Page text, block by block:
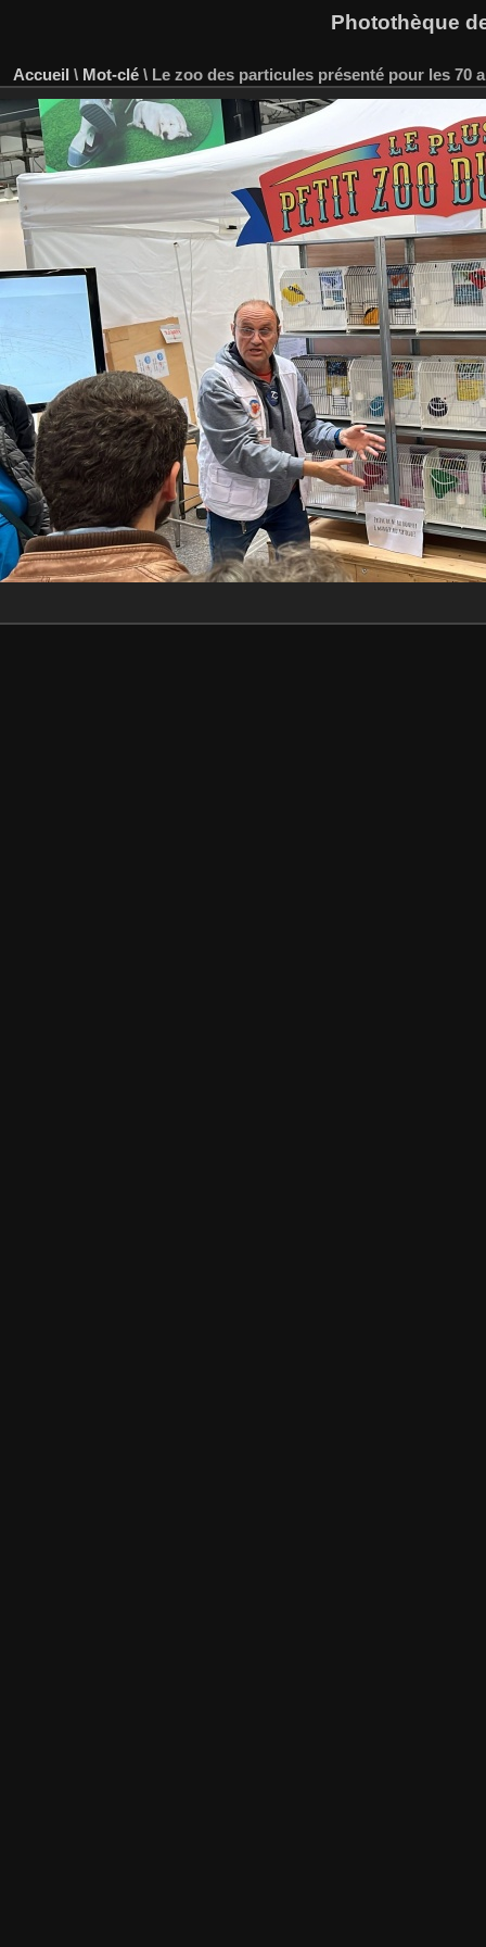
Photothèque
Accueil \ Mot-clé \ Le zoo des particules présenté pour les 70